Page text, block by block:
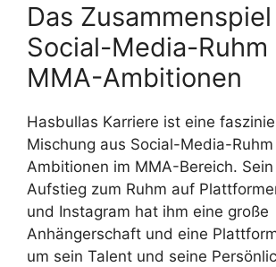
Das
Social-Media-Ruhm
MMA-Ambitionen
Hasbullas Karriere ist eine
Mischung aus Social-Media-
Ambitionen im MMA-Bereich.
Aufstieg zum Ruhm auf
und Instagram hat ihm eine große
Anhängerschaft und eine
um sein Talent und seine